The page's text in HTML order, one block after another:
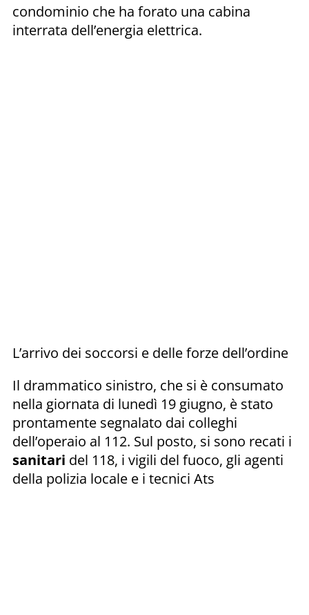
condominio che ha forato una cabina
interrata dell’energia elettrica.
L’arrivo dei soccorsi e delle forze dell’ordine
Il drammatico sinistro, che si è consumato
nella giornata di lunedì 19 giugno, è stato
prontamente segnalato dai colleghi
dell’operaio al 112. Sul posto, si sono recati i
sanitari del 118, i vigili del fuoco, gli agenti
della polizia locale e i tecnici Ats